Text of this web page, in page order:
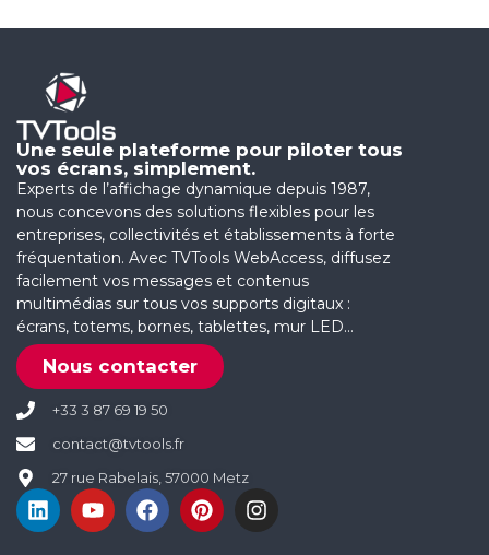
Une seule plateforme pour piloter tous
vos écrans, simplement.
Experts de l’affichage dynamique depuis 1987,
nous concevons des solutions flexibles pour les
entreprises, collectivités et établissements à forte
fréquentation. Avec TVTools WebAccess, diffusez
facilement vos messages et contenus
multimédias sur tous vos supports digitaux :
écrans, totems, bornes, tablettes, mur LED…
Nous contacter
+33 3 87 69 19 50
contact@tvtools.fr
27 rue Rabelais, 57000 Metz